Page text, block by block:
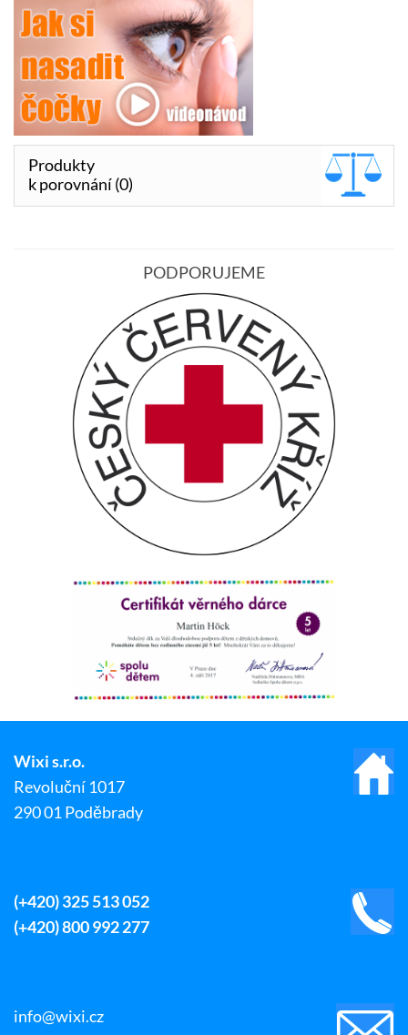
Produkty
k porovnání (0)
PODPORUJEME
Wixi s.r.o.
Revoluční 1017
290 01 Poděbrady
(+420) 325 513 052
(+420) 800 992 277
info@wixi.cz